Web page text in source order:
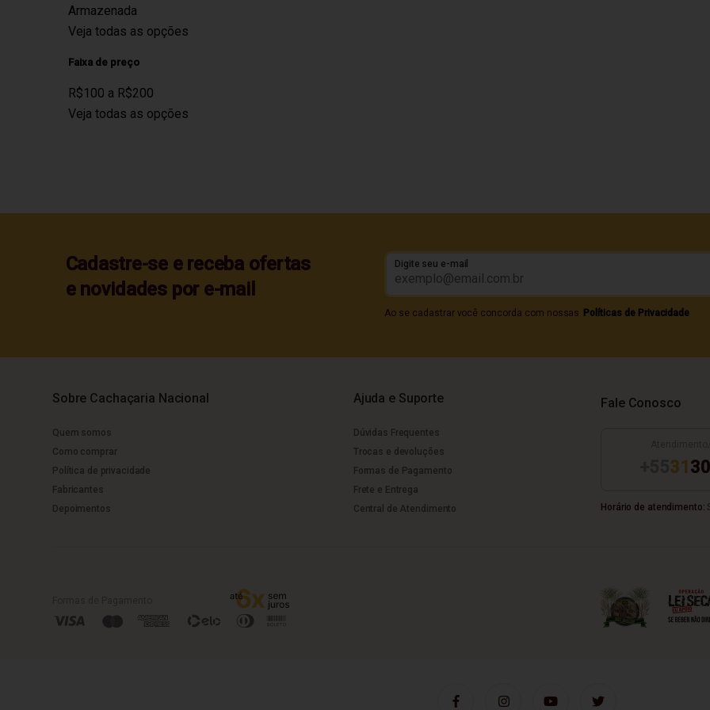
Armazenada
Veja todas as opções
Faixa de preço
R$100 a R$200
Veja todas as opções
Cadastre-se e receba ofertas
e novidades por e-mail
Digite seu e-mail
Ao se cadastrar você concorda com nossas Políticas de Privacidade
Sobre Cachaçaria Nacional
Quem somos
Como comprar
Política de privacidade
Fabricantes
Depoimentos
Ajuda e Suporte
Dúvidas Frequentes
Trocas e devoluções
Formas de Pagamento
Frete e Entrega
Central de Atendimento
Fale Conosco
31
Horário de atendimento: